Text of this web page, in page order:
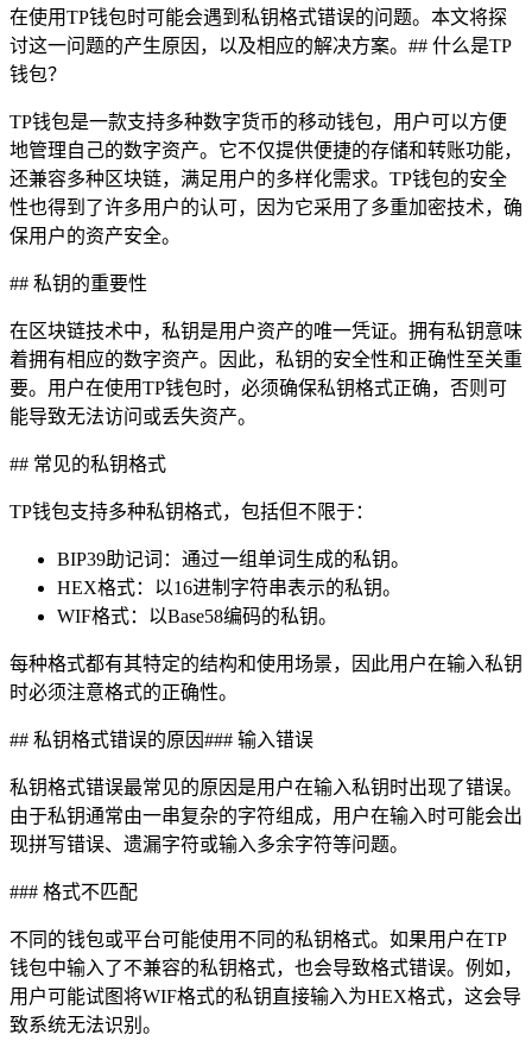
在使用TP钱包时可能会遇到私钥格式错误的问题。本文将探
讨这一问题的产生原因，以及相应的解决方案。## 什么是TP
钱包？
TP钱包是一款支持多种数字货币的移动钱包，用户可以方便
地管理自己的数字资产。它不仅提供便捷的存储和转账功能，
还兼容多种区块链，满足用户的多样化需求。TP钱包的安全
性也得到了许多用户的认可，因为它采用了多重加密技术，确
保用户的资产安全。
## 私钥的重要性
在区块链技术中，私钥是用户资产的唯一凭证。拥有私钥意味
着拥有相应的数字资产。因此，私钥的安全性和正确性至关重
要。用户在使用TP钱包时，必须确保私钥格式正确，否则可
能导致无法访问或丢失资产。
## 常见的私钥格式
TP钱包支持多种私钥格式，包括但不限于：
BIP39助记词：通过一组单词生成的私钥。
HEX格式：以16进制字符串表示的私钥。
WIF格式：以Base58编码的私钥。
每种格式都有其特定的结构和使用场景，因此用户在输入私钥
时必须注意格式的正确性。
## 私钥格式错误的原因### 输入错误
私钥格式错误最常见的原因是用户在输入私钥时出现了错误。
由于私钥通常由一串复杂的字符组成，用户在输入时可能会出
现拼写错误、遗漏字符或输入多余字符等问题。
### 格式不匹配
不同的钱包或平台可能使用不同的私钥格式。如果用户在TP
钱包中输入了不兼容的私钥格式，也会导致格式错误。例如，
用户可能试图将WIF格式的私钥直接输入为HEX格式，这会导
致系统无法识别。